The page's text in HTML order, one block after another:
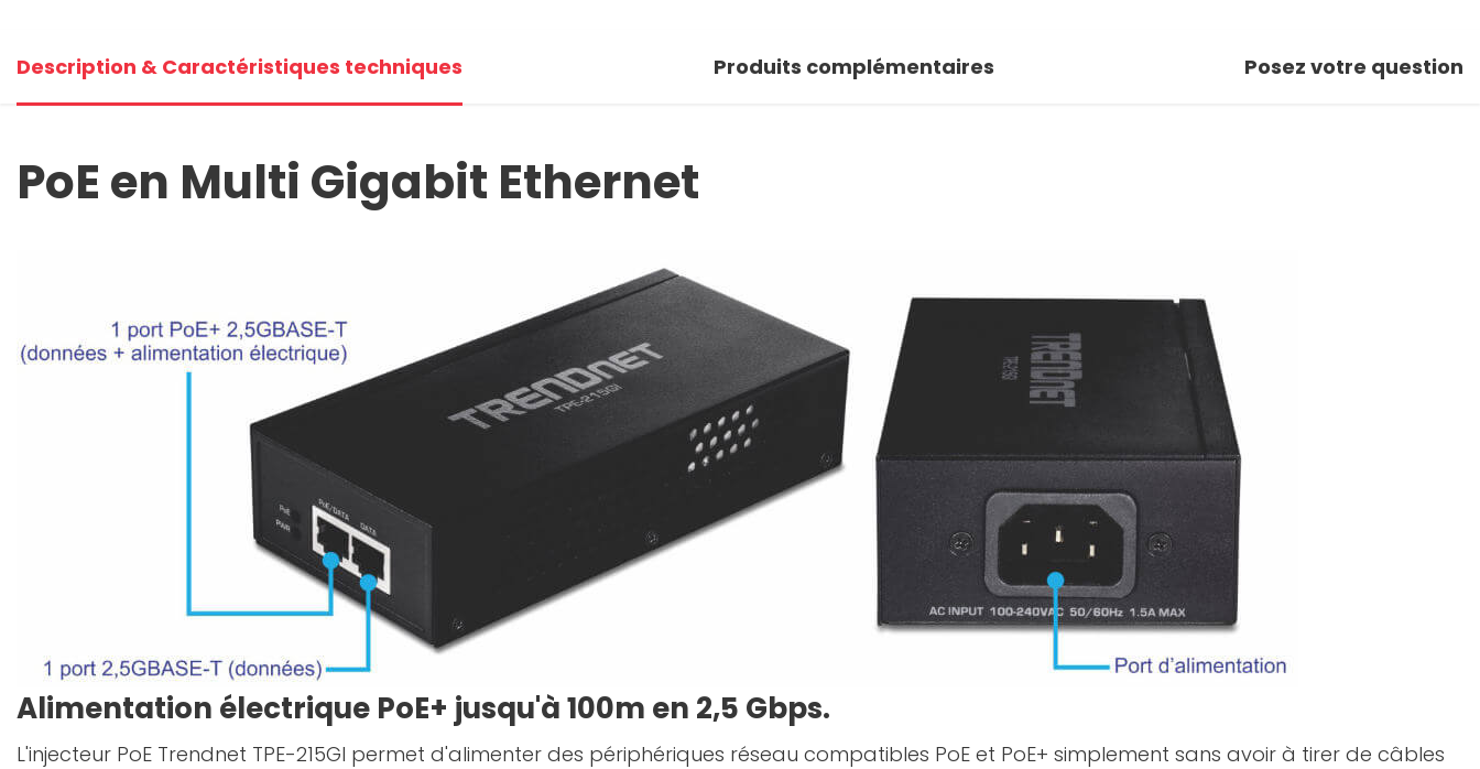
Description & Caractéristiques techniques Produits complémentaires Posez votre question
PoE en Multi Gigabit Ethernet
Alimentation électrique PoE+ jusqu'à 100m en 2,5 Gbps.
L'injecteur PoE Trendnet TPE-215GI permet d'alimenter des périphériques réseau compatibles PoE et PoE+ simplement sans avoir à tirer de câbles